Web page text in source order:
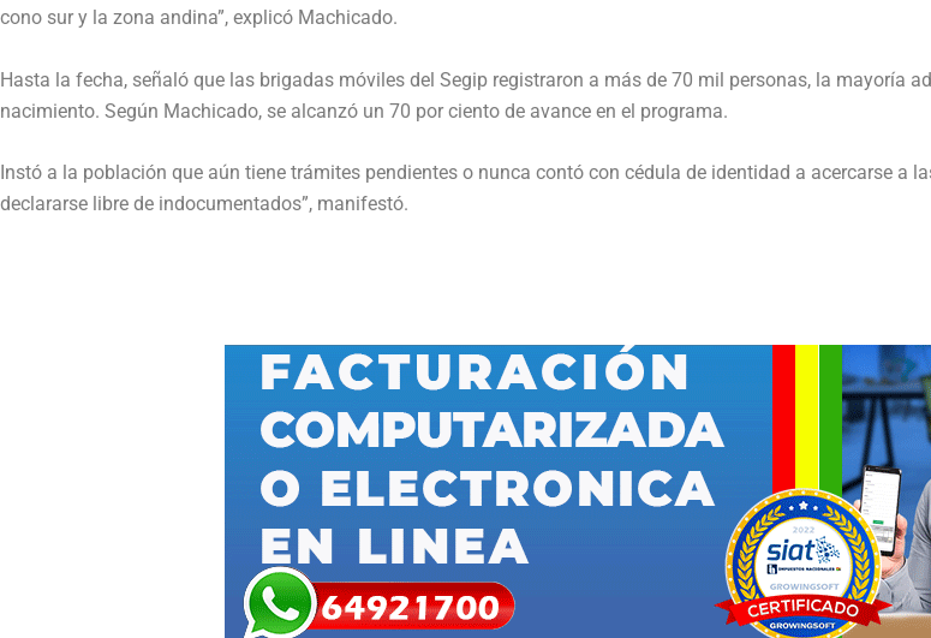
cono sur y la zona andina”, explicó Machicado.
Hasta la fecha, señaló que las brigadas móviles del Segip registraron a más de 70 mil personas, la mayoría
nacimiento. Según Machicado, se alcanzó un 70 por ciento de avance en el programa.
Instó a la población que aún tiene trámites pendientes o nunca contó con cédula de identidad a acercarse a
declararse libre de indocumentados”, manifestó.